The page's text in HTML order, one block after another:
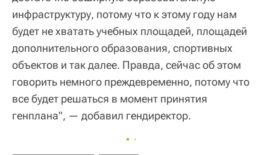
инфраструктуру, потому что к этому году нам
будет не хватать учебных площадей, площадей
дополнительного образования, спортивных
объектов и так далее. Правда, сейчас об этом
говорить немного преждевременно, потому что
все будет решаться в момент принятия
генплана", — добавил гендиректор.